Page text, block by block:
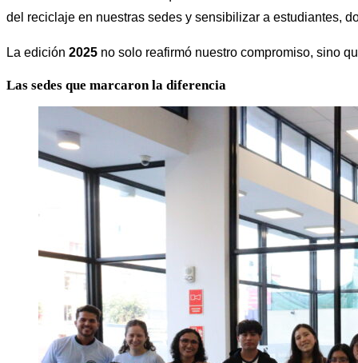
del reciclaje en nuestras sedes y sensibilizar a estudiantes,
La edición 2025 no solo reafirmó nuestro compromiso, sino
Las sedes que marcaron la diferencia